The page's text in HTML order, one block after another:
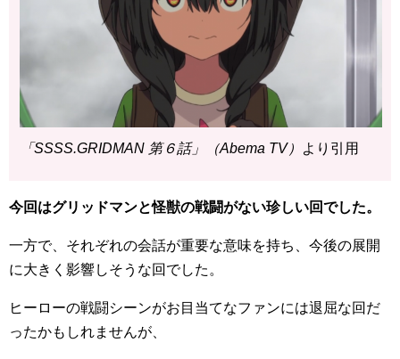
「SSSS.GRIDMAN 第６話」（Abema TV） より引用
今回はグリッドマンと怪獣の戦闘がない珍しい回でした。
一方で、それぞれの会話が重要な意味を持ち、今後の展開
に大きく影響しそうな回でした。
ヒーローの戦闘シーンがお目当てなファンには退屈な回だ
ったかもしれませんが、